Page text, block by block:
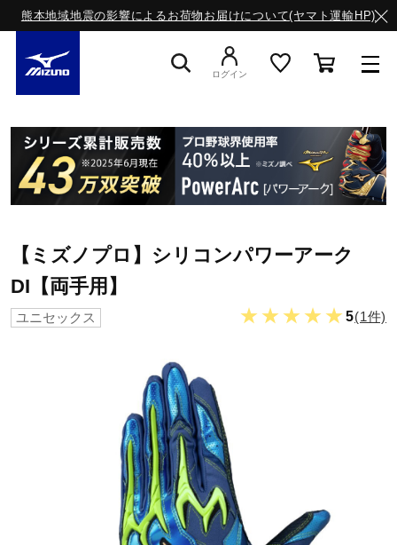
熊本地域地震の影響によるお荷物お届けについて(ヤマト運輸HP)
スニーカー
ライフスタイルウエア
ランニング
サッカー／フットサル
トレーニング
ログイン
【ミズノプロ】シリコンパワーアーク
DI【両手用】
ユニセックス ★★★★★5(1件)